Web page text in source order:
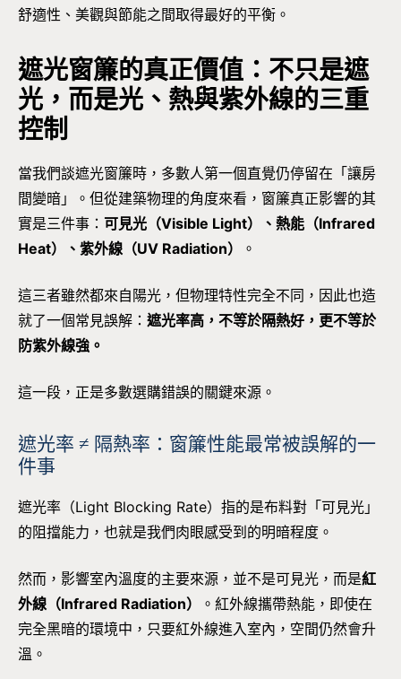
舒適性、美觀與節能之間取得最好的平衡。
遮光窗簾的真正價值：不只是遮
光，而是光、熱與紫外線的三重
控制
當我們談遮光窗簾時，多數人第一個直覺仍停留在「讓房
間變暗」。但從建築物理的角度來看，窗簾真正影響的其
實是三件事： 可見光（Visible Light）、熱能（Infrared
Heat）、紫外線（UV Radiation）
。
這三者雖然都來自陽光，但物理特性完全不同，因此也造
就了一個常見誤解： 遮光率高，不等於隔熱好，更不等於
防紫外線強。
這一段，正是多數選購錯誤的關鍵來源。
遮光率 ≠ 隔熱率：窗簾性能最常被誤解的一
件事
遮光率（Light Blocking Rate）指的是布料對「可見光」
的阻擋能力，也就是我們肉眼感受到的明暗程度。
然而，影響室內溫度的主要來源，並不是可見光，而是紅
外線（Infrared Radiation）
。紅外線攜帶熱能，即使在
完全黑暗的環境中，只要紅外線進入室內，空間仍然會升
溫。